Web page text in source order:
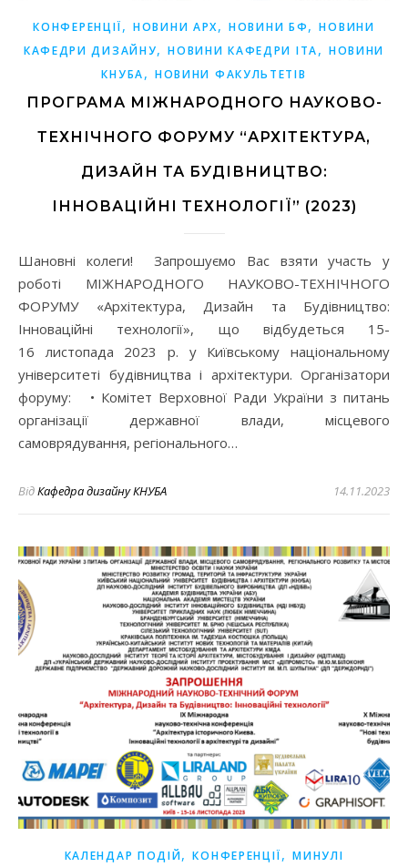
КОНФЕРЕНЦІЇ,НОВИНИ АРХ,НОВИНИ БФ,НОВИНИ
КАФЕДРИ ДИЗАЙНУ,НОВИНИ КАФЕДРИ ІТА, НОВИНИ
КНУБА, НОВИНИ ФАКУЛЬТЕТІВ
ПРОГРАМА МІЖНАРОДНОГО НАУКОВО-
ТЕХНІЧНОГО ФОРУМУ “АРХІТЕКТУРА,
ДИЗАЙН ТА БУДІВНИЦТВО:
ІННОВАЦІЙНІ ТЕХНОЛОГІЇ” (2023)
Шановні колеги! Запрошуємо Вас взяти участь у
роботі МІЖНАРОДНОГО НАУКОВО-ТЕХНІЧНОГО
ФОРУМУ «Архітектура, Дизайн та Будівництво:
Інноваційні технології», що відбудеться 15-
16 листопада 2023 р. у Київському національному
університеті будівництва і архітектури. Організатори
форуму: • Комітет Верховної Ради України з питань
організації державної влади, місцевого
самоврядування, регіонального…
ВідКафедра дизайну КНУБА 14.11.2023
КАЛЕНДАР ПОДІЙ,КОНФЕРЕНЦІЇ,МИНУЛІ